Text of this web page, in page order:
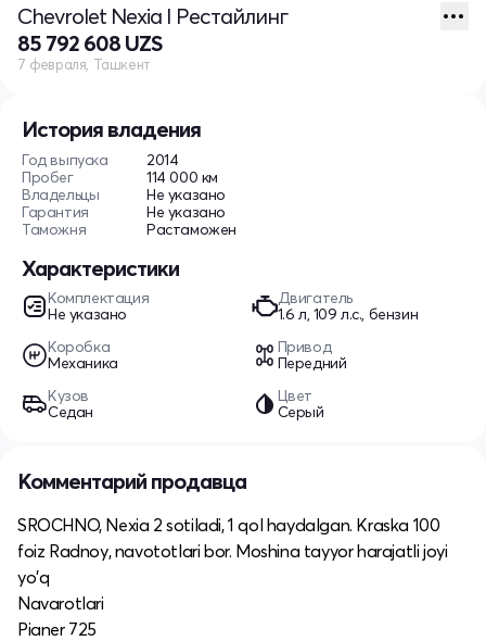
История владения
Год выпуска
2014
Пробег
114 000 км
Владельцы
Не указано
Гарантия
Не указано
Таможня
Растаможен
Характеристики
Комплектация
Не указано
Двигатель
1.6 л, 109 л.с., бензин
Коробка
Механика
Привод
Передний
Кузов
Седан
Цвет
Серый
Chevrolet Nexia I Рестайлинг
85 792 608 UZS
7 февраля, Ташкент
Комментарий продавца
SROCHNO, Nexia 2 sotiladi, 1 qol haydalgan. Kraska 100
foiz Radnoy, navototlari bor. Moshina tayyor harajatli joyi
yo'q
Navarotlari
Pianer 725